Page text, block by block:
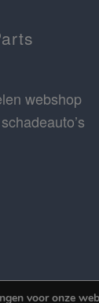
webshop
voor onze